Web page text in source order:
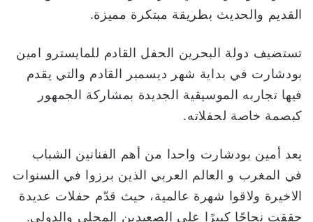
القديم والحديث بطريقة مبتكرة مميزة.
تستضيف دولة البحرين الحفل القادم للمايسترو امين
بودشارت في بداية شهر ديسمبر القادم والتي يقدم
فيها تجاربه الموسيقية الجديدة بمشاركة الجمهور
كبصمة خاصة لحفلاته.
يعد أمين بودشارت واحدا من أهم الفنانين الشباب
في المغرب و العالم العربي الذين برزوا في السنوات
الاخيرة ولاقوا شهرة عالمية، حيث قدّم حفلات عديدة
حققت نجاحًا كبيرًا على الصعيدين المحلي والدولي.